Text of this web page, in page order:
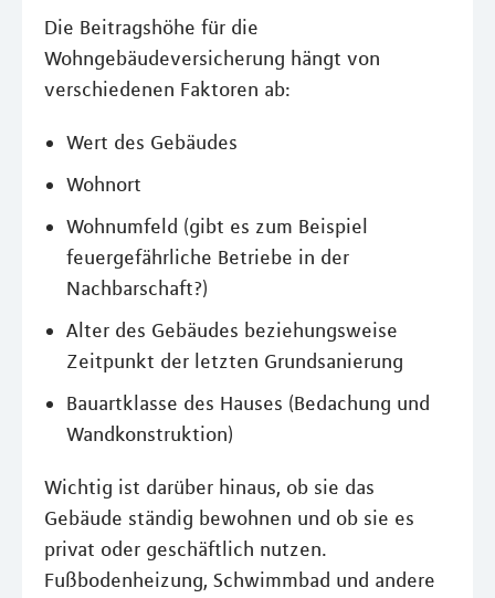
Die Beitragshöhe für die
Wohngebäudeversicherung hängt von
verschiedenen Faktoren ab:
Wert des Gebäudes
Wohnort
Wohnumfeld (gibt es zum Beispiel
feuergefährliche Betriebe in der
Nachbarschaft?)
Alter des Gebäudes beziehungsweise
Zeitpunkt der letzten Grundsanierung
Bauartklasse des Hauses (Bedachung und
Wandkonstruktion)
Wichtig ist darüber hinaus, ob sie das
Gebäude ständig bewohnen und ob sie es
privat oder geschäftlich nutzen.
Fußbodenheizung, Schwimmbad und andere